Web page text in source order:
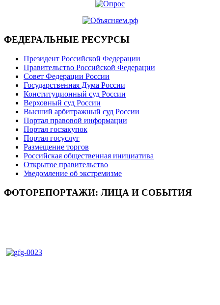
ФЕДЕРАЛЬНЫЕ РЕСУРСЫ
Президент Российской Федерации
Правительство Российской Федерации
Совет Федерации России
Государственная Дума России
Конституционный суд России
Верховный суд России
Высший арбитражный суд России
Портал правовой информации
Портал госзакупок
Портал госуслуг
Размещение торгов
Российская общественная инициатива
Открытое правительство
Уведомление об экстремизме
ФОТОРЕПОРТАЖИ: ЛИЦА И СОБЫТИЯ